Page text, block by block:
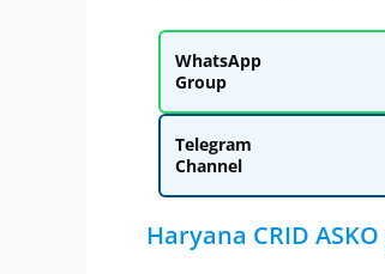
WhatsApp
Group
Telegram
Channel
Haryana CRID